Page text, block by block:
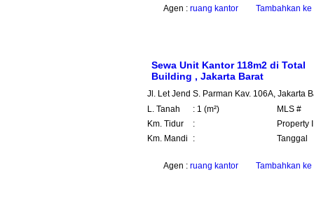
Agen : ruang kantor Tambahkan ke
Sewa Unit Kantor 118m2 di Total
Building , Jakarta Barat
Jl. Let Jend S. Parman Kav. 106A, Jakarta
L. Tanah
: 1 (m²)
Km. Tidur
:
Km. Mandi
:
MLS #
Property
Tanggal
Agen : ruang kantor Tambahkan ke